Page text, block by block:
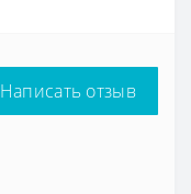
Написать отзыв